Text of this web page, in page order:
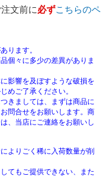
文前に必ずこちらのペ
ります。
個々に多少の差異がありま
影響を及ぼすような破損を
めご了承ください。
きましては、まずは商品に
問合せをお願いします。商
、当店にご連絡をお願いし
よりごく稀に入荷数量が削
てもご提供できない、また